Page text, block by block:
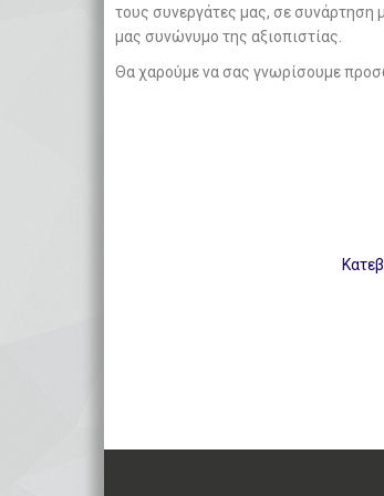
τους συνεργάτες μας, σε συνάρτηση
μας συνώνυμο της αξιοπιστίας.
Θα χαρούμε να σας γνωρίσουμε